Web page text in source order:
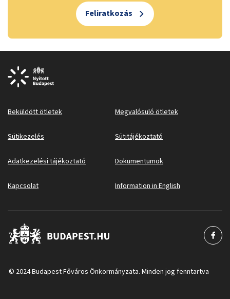
Feliratkozás
Beküldött ötletek Megvalósuló ötletek
Sütikezelés Sütitájékoztató
Adatkezelési tájékoztató Dokumentumok
Kapcsolat Information in English
© 2024 Budapest Főváros Önkormányzata. Minden jog fenntartva